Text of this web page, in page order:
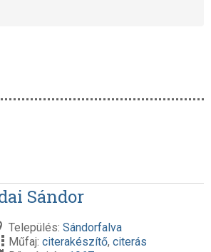
Sándor
Település: Sándorfalva
Műfaj: citerakészítő, citerás